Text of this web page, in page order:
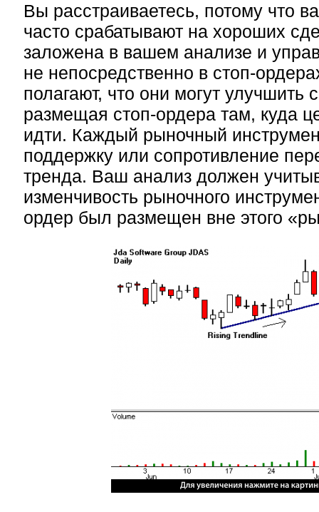
Вы расстраиваетесь, потому что
часто срабатывают на хороших
заложена в вашем анализе и
не непосредственно в стоп-
полагают, что они могут улучшить
размещая стоп-ордера там, куда
идти. Каждый рыночный
поддержку или сопротивление
тренда. Ваш анализ должен
изменчивость рыночного
ордер был размещен вне этого